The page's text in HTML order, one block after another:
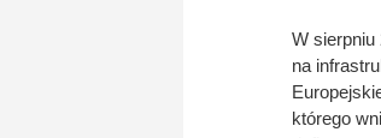
W sierpniu
na
którego